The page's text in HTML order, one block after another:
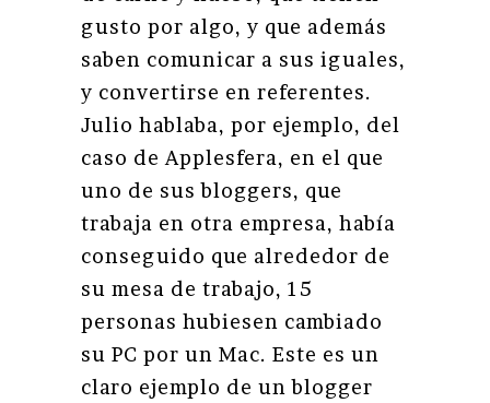
gusto por algo, y que además
saben comunicar a sus iguales,
y convertirse en referentes.
Julio hablaba, por ejemplo, del
caso de Applesfera, en el que
uno de sus bloggers, que
trabaja en otra empresa, había
conseguido que alrededor de
su mesa de trabajo, 15
personas hubiesen cambiado
su PC por un Mac. Este es un
claro ejemplo de un blogger